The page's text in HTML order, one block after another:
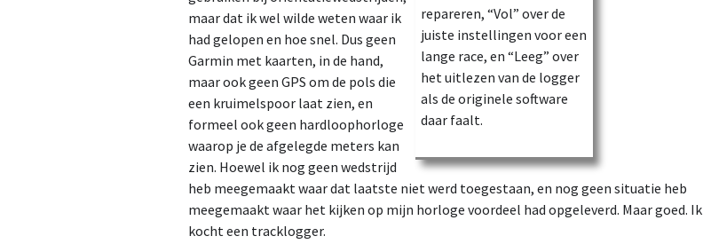
repareren, “Vol” over de
juiste instellingen voor een
lange race, en “Leeg” over
het uitlezen van de logger
als de originele software
daar faalt.
maar dat ik wel wilde weten waar ik
had gelopen en hoe snel. Dus geen
Garmin met kaarten, in de hand,
maar ook geen GPS om de pols die
een kruimelspoor laat zien, en
formeel ook geen hardloophorloge
waarop je de afgelegde meters kan
zien. Hoewel ik nog geen wedstrijd
heb meegemaakt waar dat laatste niet werd toegestaan, en nog geen situatie heb
meegemaakt waar het kijken op mijn horloge voordeel had opgeleverd. Maar goed. Ik
kocht een tracklogger.